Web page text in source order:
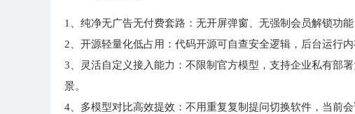
1、纯净无广告无付费套路：无开屏弹窗、无强制会员解锁功
2、开源轻量化低占用：代码开源可自查安全逻辑，后台运行
3、灵活自定义接入能力：不限制官方模型，支持企业私有部
景。
4、多模型对比高效提效：不用重复复制提问切换软件，当前